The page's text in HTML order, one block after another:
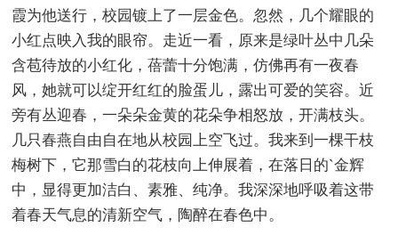
霞为他送行，校园镀上了一层金色。忽然，几个耀眼的
小红点映入我的眼帘。走近一看，原来是绿叶丛中几朵
含苞待放的小红化，蓓蕾十分饱满，仿佛再有一夜春
风，她就可以绽开红红的脸蛋儿，露出可爱的笑容。近
旁有丛迎春，一朵朵金黄的花朵争相怒放，开满枝头。
几只春燕自由自在地从校园上空飞过。我来到一棵干枝
梅树下，它那雪白的花枝向上伸展着，在落日的`金辉
中，显得更加洁白、素雅、纯净。我深深地呼吸着这带
着春天气息的清新空气，陶醉在春色中。